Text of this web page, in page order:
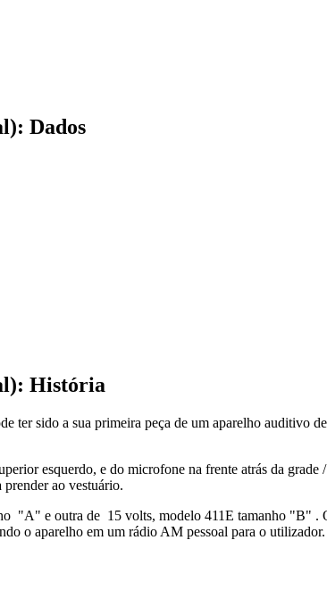
Dados
História
sido a sua primeira peça de um aparelho auditivo
esquerdo, e do microfone na frente atrás da
ao vestuário.
"A" e outra de 15 volts, modelo 411E tamanho "B" .
o aparelho em um rádio AM pessoal para o utilizador.